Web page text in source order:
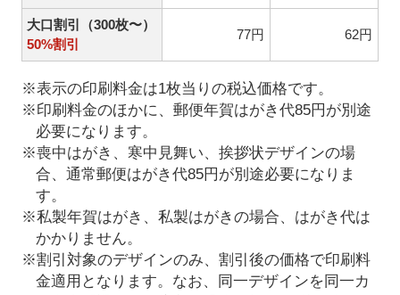
大口割引（300枚〜）
50%割引
77円 62円
※表示の印刷料金は1枚当りの税込価格です。
※印刷料金のほかに、郵便年賀はがき代85円が別途
必要になります。
※喪中はがき、寒中見舞い、挨拶状デザインの場
合、通常郵便はがき代85円が別途必要になりま
す。
※私製年賀はがき、私製はがきの場合、はがき代は
かかりません。
※割引対象のデザインのみ、割引後の価格で印刷料
金適用となります。なお、同一デザインを同一カ